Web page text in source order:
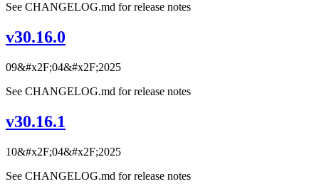
See CHANGELOG.md for release notes
v30.16.0
09&#x2F;04&#x2F;2025
See CHANGELOG.md for release notes
v30.16.1
10&#x2F;04&#x2F;2025
See CHANGELOG.md for release notes